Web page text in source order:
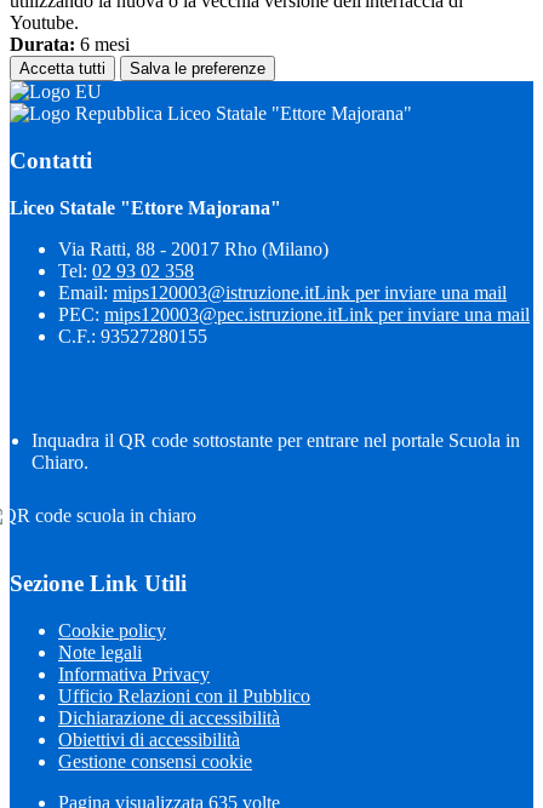
Youtube.
Durata: 6 mesi
Accetta tutti Salva le preferenze
Liceo Statale "Ettore Majorana"
Contatti
Liceo Statale "Ettore Majorana"
Via Ratti, 88 - 20017 Rho (Milano)
Tel: 02 93 02 358
Email: mips120003@istruzione.itLink per inviare una mail
PEC: mips120003@pec.istruzione.itLink per inviare una mail
C.F.: 93527280155
Inquadra il QR code sottostante per entrare nel portale Scuola in
Chiaro.
Sezione Link Utili
Cookie policy
Note legali
Informativa Privacy
Ufficio Relazioni con il Pubblico
Dichiarazione di accessibilità
Obiettivi di accessibilità
Gestione consensi cookie
Pagina visualizzata 635 volte